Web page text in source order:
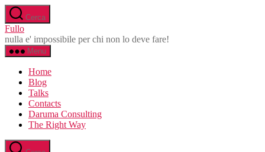
Salta
al
contenuto
Cerca
Fullo
nulla e' impossibile per chi non lo deve fare!
Menu
Home
Blog
Talks
Contacts
Daruma Consulting
The Right Way